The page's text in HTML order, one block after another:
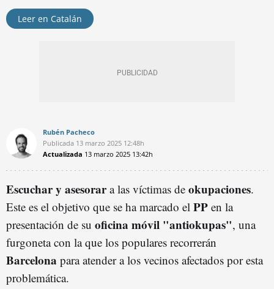
Leer en Catalán
Rubén Pacheco
Publicada 13 marzo 2025 12:48h
Actualizada 13 marzo 2025 13:42h
Escuchar y asesorara las víctimas de okupaciones.
Este es el objetivo que se ha marcado el PP en la
presentación de su oficina móvil "antiokupas", una
furgoneta con la que los populares recorrerán
Barcelona para atender a los vecinos afectados por esta
problemática.